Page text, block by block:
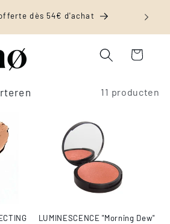
dès 54€ d'achat
Winkelwagen
11 producten
LUMINESCENCE "Morning Dew"